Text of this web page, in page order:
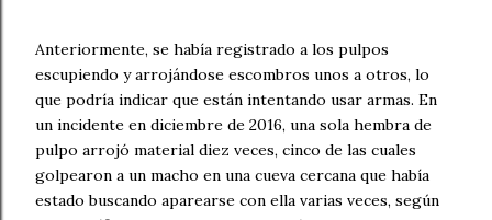
Anteriormente, se había registrado a los pulpos
escupiendo y arrojándose escombros unos a otros, lo
que podría indicar que están intentando usar armas. En
un incidente en diciembre de 2016, una sola hembra de
pulpo arrojó material diez veces, cinco de las cuales
golpearon a un macho en una cueva cercana que había
estado buscando aparearse con ella varias veces, según